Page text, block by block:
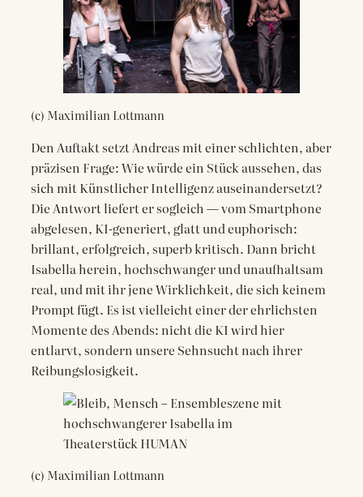
(c) Maximilian Lottmann
Den Auftakt setzt Andreas mit einer schlichten, aber
präzisen Frage: Wie würde ein Stück aussehen, das
sich mit Künstlicher Intelligenz auseinandersetzt?
Die Antwort liefert er sogleich — vom Smartphone
abgelesen, KI-generiert, glatt und euphorisch:
brillant, erfolgreich, superb kritisch. Dann bricht
Isabella herein, hochschwanger und unaufhaltsam
real, und mit ihr jene Wirklichkeit, die sich keinem
Prompt fügt. Es ist vielleicht einer der ehrlichsten
Momente des Abends: nicht die KI wird hier
entlarvt, sondern unsere Sehnsucht nach ihrer
Reibungslosigkeit.
(c) Maximilian Lottmann